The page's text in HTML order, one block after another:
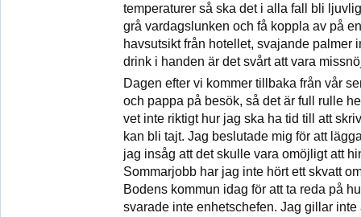
temperaturer så ska det i alla fall bli
grå vardagslunken och få koppla av på
havsutsikt från hotellet, svajande palmer
drink i handen är det svårt att vara
Dagen efter vi kommer tillbaka från vår
och pappa på besök, så det är full rulle
vet inte riktigt hur jag ska ha tid till att
kan bli tajt. Jag beslutade mig för att
jag insåg att det skulle vara omöjligt att
Sommarjobb har jag inte hört ett skvatt
Bodens kommun idag för att ta reda på
svarade inte enhetschefen. Jag gillar